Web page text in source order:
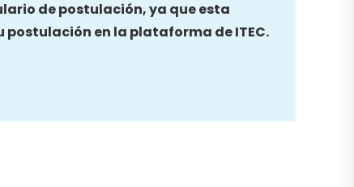
de postulación, ya que esta
postulación en la plataforma de ITEC.